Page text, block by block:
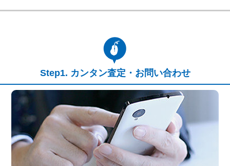
カンタン査定・お問い合わせ